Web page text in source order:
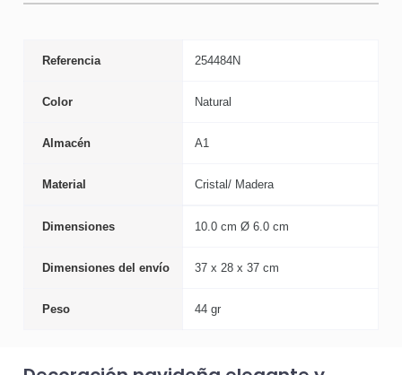
Referencia 254484N
Color Natural
Almacén A1
Material Cristal/ Madera
Dimensiones 10.0 cm Ø 6.0 cm
Dimensiones del envío 37 x 28 x 37 cm
Peso 44 gr